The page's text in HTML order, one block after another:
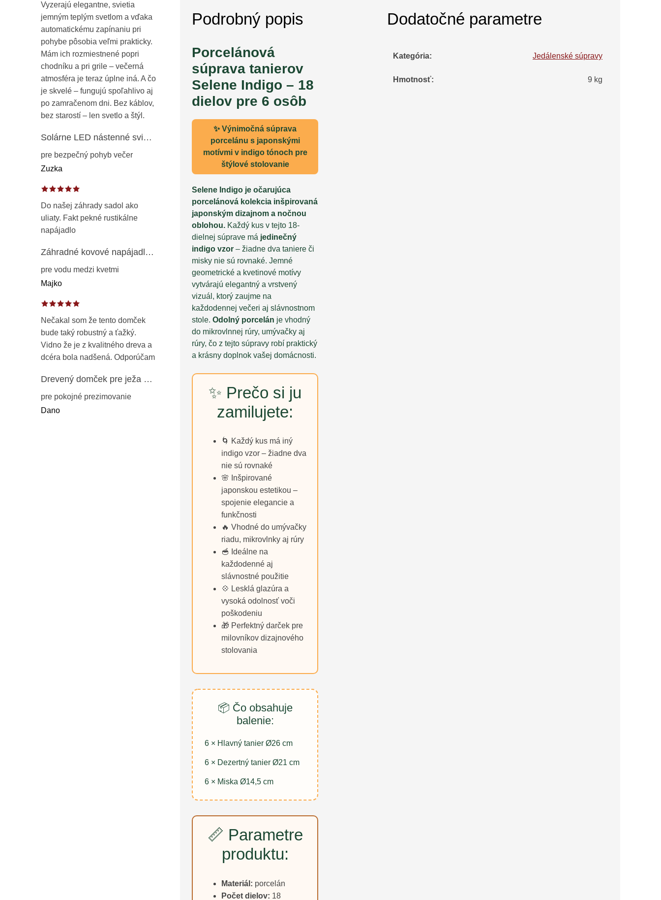
Vyzerajú elegantne, svietia
jemným teplým svetlom a vďaka
automatickému zapínaniu pri
pohybe pôsobia veľmi prakticky.
Mám ich rozmiestnené popri
chodníku a pri grile – večerná
atmosféra je teraz úplne iná. A čo
je skvelé – fungujú spoľahlivo aj
po zamračenom dni. Bez káblov,
bez starostí – len svetlo a štýl.
Solárne LED nástenné svietidlo s pohybovým a súmrakovým senzorom – vonkajšie fasádne osvetlenie IP65
pre bezpečný pohyb večer
Zuzka
Do našej záhrady sadol ako
uliaty. Fakt pekné rustikálne
napájadlo
Záhradné kovové napájadlo pre vtáky 8 cm / 104 cm – dekorácia z patinovanej ocele v prírodnej hrdzi
pre vodu medzi kvetmi
Majko
Nečakal som že tento domček
bude taký robustný a ťažký.
Vidno že je z kvalitného dreva a
dcéra bola nadšená. Odporúčam
Drevený domček pre ježa – záhradný úkryt z opaľovaného dreva s vodoodolnou strechou 50 cm
pre pokojné prezimovanie
Dano
Podrobný popis
Porcelánová
súprava tanierov
Selene Indigo – 18
dielov pre 6 osôb
✨ Výnimočná súprava
porcelánu s japonskými
motívmi v indigo tónoch pre
štýlové stolovanie
Selene Indigo je očarujúca
porcelánová kolekcia inšpirovaná
japonským dizajnom a nočnou
oblohou. Každý kus v tejto 18-
dielnej súprave má jedinečný
indigo vzor – žiadne dva taniere či
misky nie sú rovnaké. Jemné
geometrické a kvetinové motívy
vytvárajú elegantný a vrstvený
vizuál, ktorý zaujme na
každodennej večeri aj slávnostnom
stole. Odolný porcelán je vhodný
do mikrovlnnej rúry, umývačky aj
rúry, čo z tejto súpravy robí praktický
a krásny doplnok vašej domácnosti.
✨ Prečo si ju
zamilujete:
🌀 Každý kus má iný
indigo vzor – žiadne dva
nie sú rovnaké
🌸 Inšpirované
japonskou estetikou –
spojenie elegancie a
funkčnosti
🔥 Vhodné do umývačky
riadu, mikrovlnky aj rúry
🥣 Ideálne na
každodenné aj
slávnostné použitie
💠 Lesklá glazúra a
vysoká odolnosť voči
poškodeniu
🎁 Perfektný darček pre
milovníkov dizajnového
stolovania
📦 Čo obsahuje
balenie:
6 × Hlavný tanier Ø26 cm
6 × Dezertný tanier Ø21 cm
6 × Miska Ø14,5 cm
📏 Parametre
produktu:
Materiál: porcelán
Počet dielov: 18
Dodatočné parametre
Kategória: Jedálenské súpravy
Hmotnosť: 9 kg